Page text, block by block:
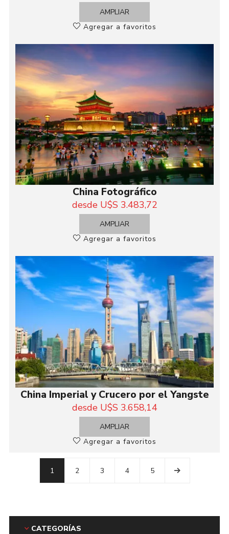
AMPLIAR
Agregar a favoritos
China Fotográfico
desde U$S 3.483,72
AMPLIAR
Agregar a favoritos
China Imperial y Crucero por el Yangste
desde U$S 3.658,14
AMPLIAR
Agregar a favoritos
1 2 3 4 5
CATEGORÍAS